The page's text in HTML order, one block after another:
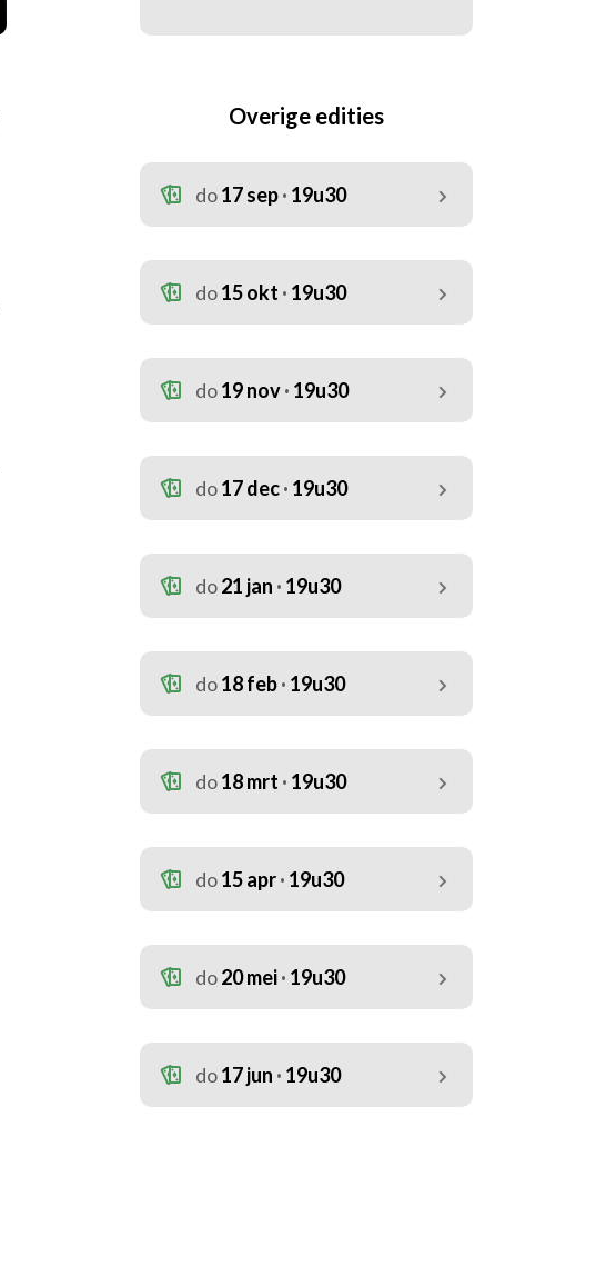
Overige edities
do17 sep 19u30
do15 okt 19u30
do19 nov 19u30
do17 dec 19u30
do21 jan 19u30
do18 feb 19u30
do18 mrt 19u30
do15 apr 19u30
do20 mei 19u30
do17 jun 19u30